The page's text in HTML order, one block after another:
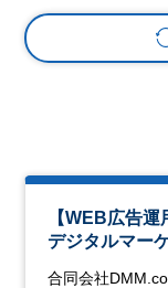
【WEB広告
デジタルマー
合同会社